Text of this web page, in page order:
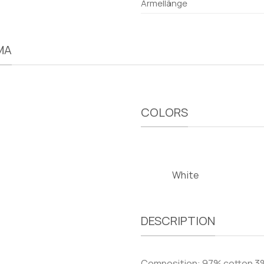
Ärmellänge
COLORS
White
DESCRIPTION